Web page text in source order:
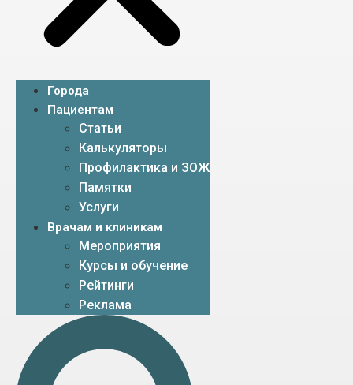
Города
Пациентам
Статьи
Калькуляторы
Профилактика и ЗОЖ
Памятки
Услуги
Врачам и клиникам
Мероприятия
Курсы и обучение
Рейтинги
Реклама